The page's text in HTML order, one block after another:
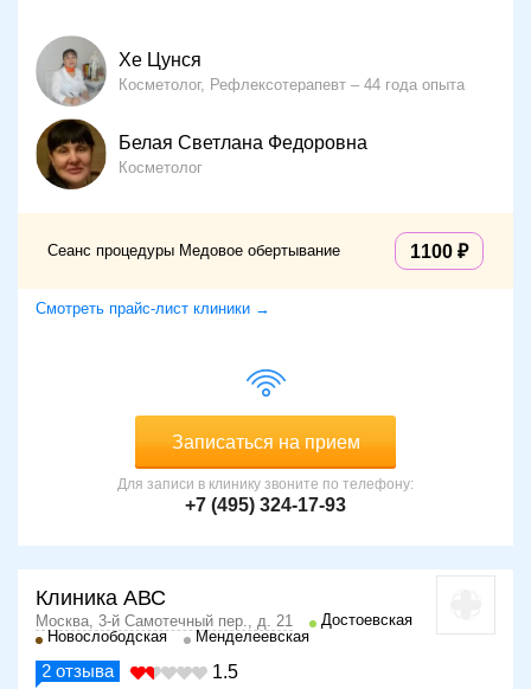
Хе Цунся
Косметолог, Рефлексотерапевт 44 года опыта
Белая Светлана Федоровна
Косметолог
Сеанс процедуры Медовое обертывание 1100
Смотреть прайс-лист клиники →
Записаться на прием
Для записи в клинику звоните по телефону:
+7 (495) 324-17-93
Клиника АВС
Москва, 3-й Самотечный пер., д. 21
Достоевская
Новослободская
Менделеевская
2 отзыва 1.5